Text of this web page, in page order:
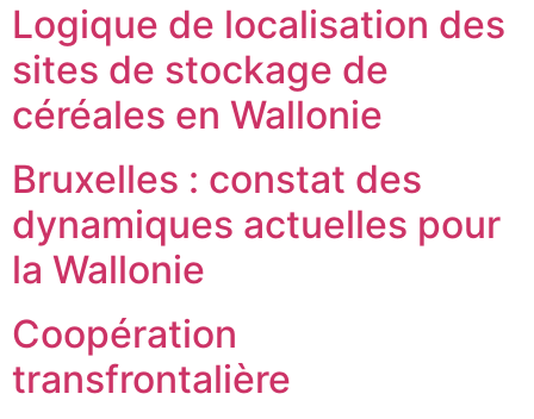
Logique de localisation des
sites de stockage de
céréales en Wallonie
Bruxelles : constat des
dynamiques actuelles pour
la Wallonie
Coopération
transfrontalière